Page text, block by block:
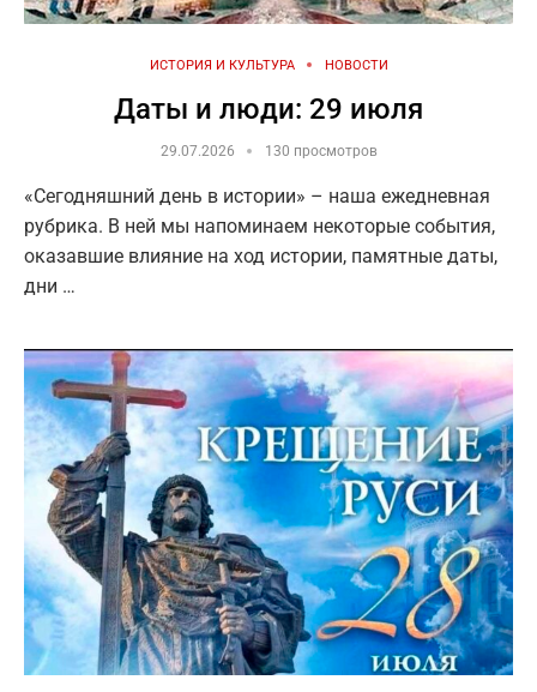
ИСТОРИЯ И КУЛЬТУРА НОВОСТИ
Даты и люди: 29 июля
29.07.2026 130 просмотров
«Сегодняшний день в истории» – наша ежедневная
рубрика. В ней мы напоминаем некоторые события,
оказавшие влияние на ход истории, памятные даты,
дни …